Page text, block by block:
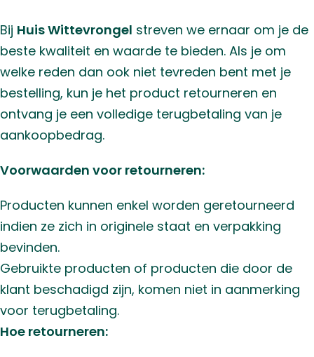
Bij Huis Wittevrongel streven we ernaar om je de
beste kwaliteit en waarde te bieden. Als je om
welke reden dan ook niet tevreden bent met je
bestelling, kun je het product retourneren en
ontvang je een volledige terugbetaling van je
aankoopbedrag.
Voorwaarden voor retourneren:
Producten kunnen enkel worden geretourneerd
indien ze zich in originele staat en verpakking
bevinden.
Gebruikte producten of producten die door de
klant beschadigd zijn, komen niet in aanmerking
voor terugbetaling.
Hoe retourneren: